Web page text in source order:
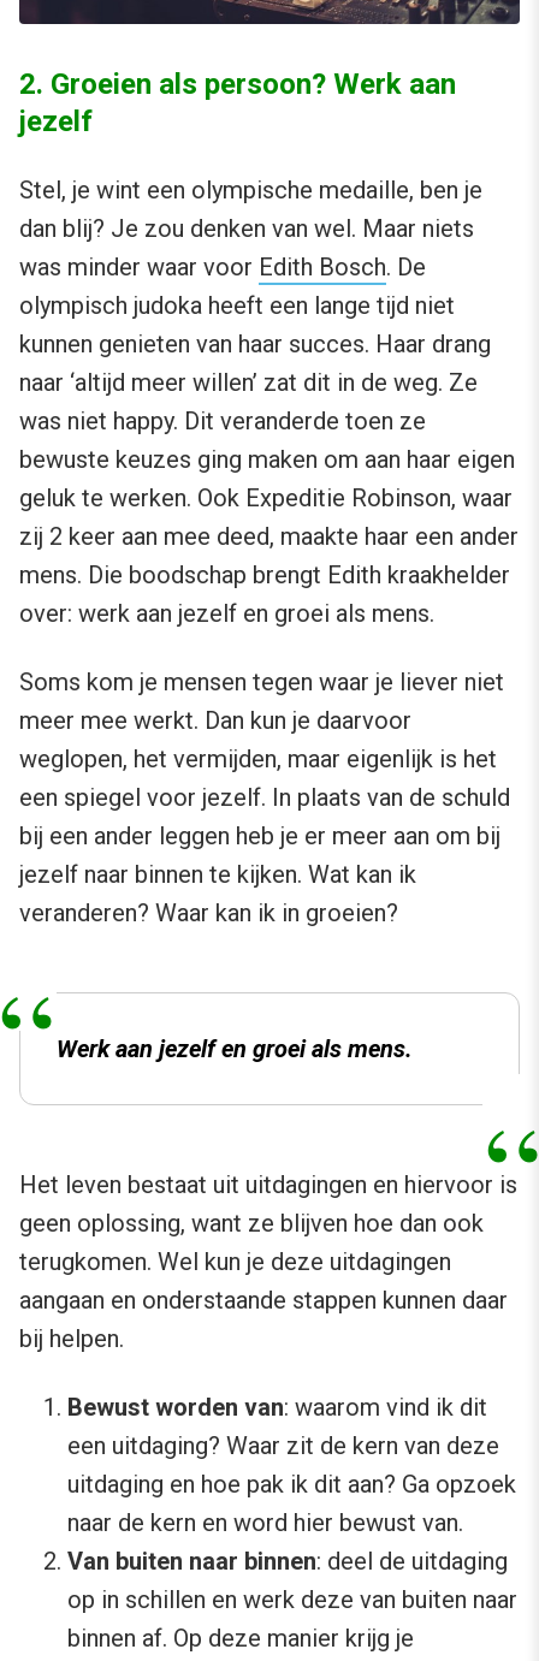
2. Groeien als persoon? Werk aan
jezelf
Stel, je wint een olympische medaille, ben je
dan blij? Je zou denken van wel. Maar niets
was minder waar voor Edith Bosch. De
olympisch judoka heeft een lange tijd niet
kunnen genieten van haar succes. Haar drang
naar ‘altijd meer willen’ zat dit in de weg. Ze
was niet happy. Dit veranderde toen ze
bewuste keuzes ging maken om aan haar eigen
geluk te werken. Ook Expeditie Robinson, waar
zij 2 keer aan mee deed, maakte haar een ander
mens. Die boodschap brengt Edith kraakhelder
over: werk aan jezelf en groei als mens.
Soms kom je mensen tegen waar je liever niet
meer mee werkt. Dan kun je daarvoor
weglopen, het vermijden, maar eigenlijk is het
een spiegel voor jezelf. In plaats van de schuld
bij een ander leggen heb je er meer aan om bij
jezelf naar binnen te kijken. Wat kan ik
veranderen? Waar kan ik in groeien?
Werk aan jezelf en groei als mens.
Het leven bestaat uit uitdagingen en hiervoor is
geen oplossing, want ze blijven hoe dan ook
terugkomen. Wel kun je deze uitdagingen
aangaan en onderstaande stappen kunnen daar
bij helpen.
Bewust worden van: waarom vind ik dit
een uitdaging? Waar zit de kern van deze
uitdaging en hoe pak ik dit aan? Ga opzoek
naar de kern en word hier bewust van.
Van buiten naar binnen: deel de uitdaging
op in schillen en werk deze van buiten naar
binnen af. Op deze manier krijg je